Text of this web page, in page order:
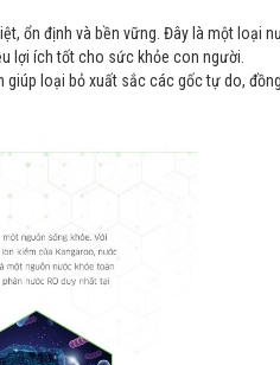
ổn định và bền vững. Đây là một loại
lợi ích tốt cho sức khỏe con người.
giúp loại bỏ xuất sắc các gốc tự do,